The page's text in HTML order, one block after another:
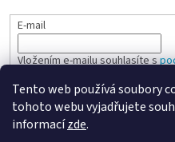
Tento web používá soubory
tohoto webu vyjadřujete
informacízde.
E-mail
Vložením e-mailu souhlasíte s
PŘIHLÁSIT SE